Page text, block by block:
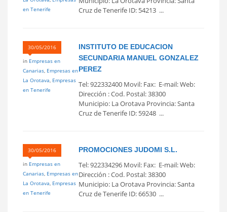
en Tenerife
Cruz de Tenerife ID: 54213 ...
30/05/2016
in Empresas en
Canarias, Empresas en
La Orotava, Empresas
en Tenerife
INSTITUTO DE EDUCACION
SECUNDARIA MANUEL GONZALEZ
PEREZ
Tel: 922332400 Movil: Fax: E-mail: Web:
Dirección : Cod. Postal: 38300
Municipio: La Orotava Provincia: Santa
Cruz de Tenerife ID: 59248 ...
30/05/2016
in Empresas en
Canarias, Empresas en
La Orotava, Empresas
en Tenerife
PROMOCIONES JUDOMI S.L.
Tel: 922334296 Movil: Fax: E-mail: Web:
Dirección : Cod. Postal: 38300
Municipio: La Orotava Provincia: Santa
Cruz de Tenerife ID: 66530 ...